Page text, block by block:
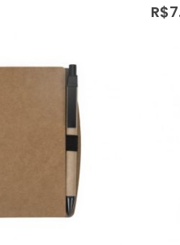
out
R$